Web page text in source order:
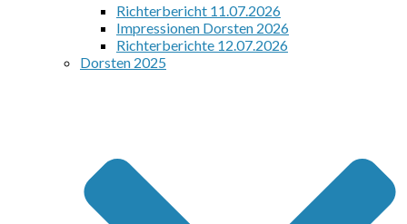
Richterbericht 11.07.2026
Impressionen Dorsten 2026
Richterberichte 12.07.2026
Dorsten 2025